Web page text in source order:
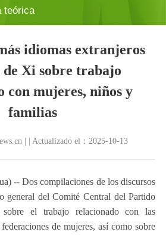
teórica
idiomas extranjeros
de Xi sobre trabajo
con mujeres, niños y
familias
| | Actualizado el：2025-10-13
-- Dos compilaciones de los discursos
general del Comité Central del Partido
el trabajo relacionado con las
de mujeres, así como sobre